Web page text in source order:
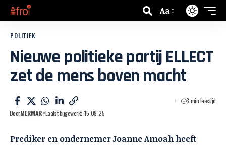
Aa
POLITIEK
Nieuwe politieke partij ELLECT
zet de mens boven macht
DoorMERMAR Laatst bijgewerkt: 15-09-25
3 min leestijd
Prediker en ondernemer Joanne Amoah heeft